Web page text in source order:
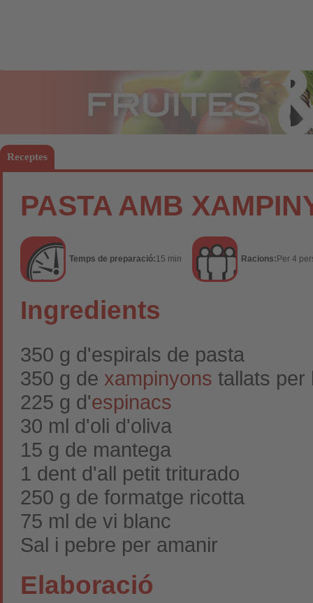
Receptes
PASTA AMB
Temps de preparació:15 min Racions: Per 4
Ingredients
350 g d'espirals de pasta
350 g de xampinyons tallats per
225 g d'espinacs
30 ml d'oli d'oliva
15 g de mantega
1 dent d'all petit triturado
250 g de formatge ricotta
75 ml de vi blanc
Sal i pebre per amanir
Elaboració